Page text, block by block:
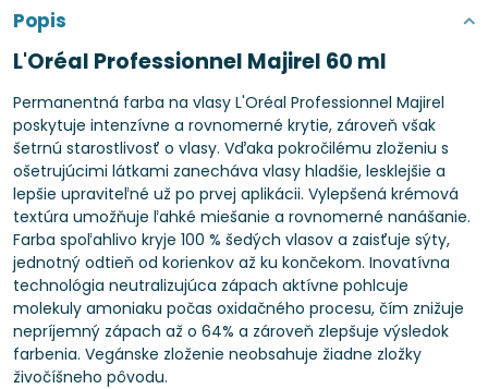
Popis
L'Oréal Professionnel Majirel 60 ml
Permanentná farba na vlasy L'Oréal Professionnel Majirel
poskytuje intenzívne a rovnomerné krytie, zároveň však
šetrnú starostlivosť o vlasy. Vďaka pokročilému zloženiu s
ošetrujúcimi látkami zanecháva vlasy hladšie, lesklejšie a
lepšie upraviteľné už po prvej aplikácii. Vylepšená krémová
textúra umožňuje ľahké miešanie a rovnomerné nanášanie.
Farba spoľahlivo kryje 100 % šedých vlasov a zaisťuje sýty,
jednotný odtieň od korienkov až ku končekom. Inovatívna
technológia neutralizujúca zápach aktívne pohlcuje
molekuly amoniaku počas oxidačného procesu, čím znižuje
nepríjemný zápach až o 64% a zároveň zlepšuje výsledok
farbenia. Vegánske zloženie neobsahuje žiadne zložky
živočíšneho pôvodu.